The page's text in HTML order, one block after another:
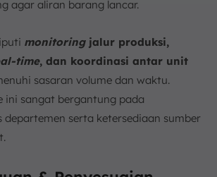
agar aliran barang lancar.
monitoringjalur produksi,
time, dan koordinasi antar unit
sasaran volume dan waktu.
ini sangat bergantung pada
departemen serta ketersediaan sumber